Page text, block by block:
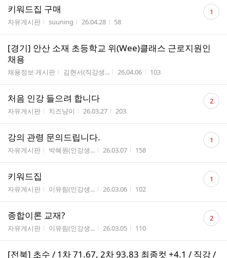
키워드집 구매
게시판명
자유게시판 작성자
suuning 작성시간
26.04.28 조회수
58
댓
글 1
[경기] 안산 소재 초등학교 위(Wee)클래스 근로지원인
채용
게시판명
채용정보 게시판 작성자
김현서(직강생... 작성시간
26.04.06 조회수
103
처음 인강 들으려 합니다
게시판명
자유게시판 작성자
치즈냥이 작성시간
26.03.27 조회수
203
댓
글 2
강의 관령 문의드립니다.
게시판명
자유게시판 작성자
박혜원(인강생... 작성시간
26.03.07 조회수
158
댓
글 1
키워드집
게시판명
자유게시판 작성자
이유림(인강생... 작성시간
26.03.06 조회수
102
댓
글 1
종합이론 교재?
게시판명
자유게시판 작성자
이유림(인강생... 작성시간
26.03.05 조회수
110
댓
글 2
[전북] 초수 / 1차 71.67, 2차 93.83 최종컷 +4.1 / 직강 /